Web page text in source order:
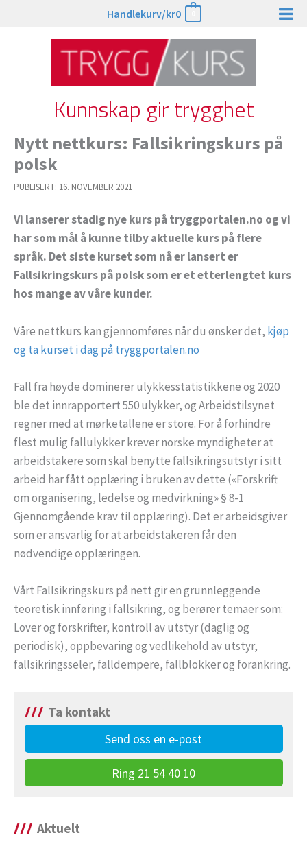
Handlekurv/kr0
Kunnskap gir trygghet
Nytt nettkurs: Fallsikringskurs på
polsk
PUBLISERT: 16. NOVEMBER 2021
Vi lanserer stadig nye kurs på tryggportalen.no og vi
har som mål å kunne tilby aktuelle kurs på flere
språk. Det siste kurset som nå er lansert er
Fallsikringskurs på polsk som er et etterlengtet kurs
hos mange av våre kunder.
Våre nettkurs kan gjennomføres når du ønsker det, kjøp
og ta kurset i dag på tryggportalen.no
Fall fra høyde dominerer ulykkesstatistikkene og 2020
ble det innrapportert 550 ulykker, og Arbeidstilsynet
regner med at mørketallene er store. For å forhindre
flest mulig fallulykker krever norske myndigheter at
arbeidstakere som skal benytte fallsikringsutstyr i sitt
arbeid har fått opplæring i bruken av dette («Forskrift
om organisering, ledelse og medvirkning» § 8-1
Gjennomgående krav til opplæring). Det er arbeidsgiver
som er ansvarlig for at arbeidstakeren får den
nødvendige opplæringen.
Vårt Fallsikringskurs på nett gir en grunnleggende
teoretisk innføring i fallsikring, og berører temaer som:
Lover og forskrifter, kontroll av utstyr (daglig og
periodisk), oppbevaring og vedlikehold av utstyr,
fallsikringsseler, falldempere, fallblokker og forankring.
Ta kontakt
Send oss en e-post
Ring 21 54 40 10
Aktuelt